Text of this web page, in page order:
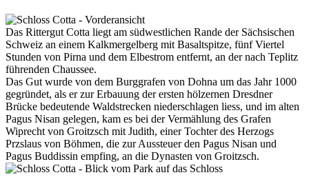
Das Rittergut Cotta liegt am südwestlichen Rande der Sächsischen
Schweiz an einem Kalkmergelberg mit Basaltspitze, fünf Viertel
Stunden von Pirna und dem Elbestrom entfernt, an der nach Teplitz
führenden Chaussee.
Das Gut wurde von dem Burggrafen von Dohna um das Jahr 1000
gegründet, als er zur Erbauung der ersten hölzernen Dresdner
Brücke bedeutende Waldstrecken niederschlagen liess, und im alten
Pagus Nisan gelegen, kam es bei der Vermählung des Grafen
Wiprecht von Groitzsch mit Judith, einer Tochter des Herzogs
Przslaus von Böhmen, die zur Aussteuer den Pagus Nisan und
Pagus Buddissin empfing, an die Dynasten von Groitzsch.